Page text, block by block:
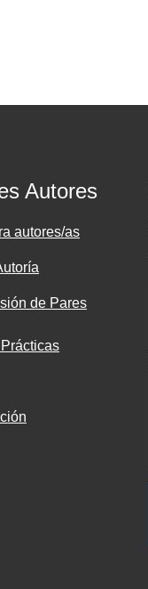
Autores
autores/as
de Pares